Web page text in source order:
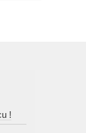
!